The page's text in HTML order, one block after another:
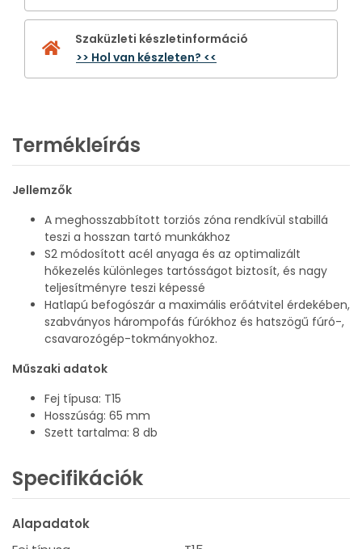
Szaküzleti készletinformáció
>> Hol van készleten? <<
Termékleírás
Jellemzők
A meghosszabbított torziós zóna rendkívül stabillá
teszi a hosszan tartó munkákhoz
S2 módosított acél anyaga és az optimalizált
hőkezelés különleges tartósságot biztosít, és nagy
teljesítményre teszi képessé
Hatlapú befogószár a maximális erőátvitel érdekében,
szabványos hárompofás fúrókhoz és hatszögű fúró-,
csavarozógép-tokmányokhoz.
Műszaki adatok
Fej típusa: T15
Hosszúság: 65 mm
Szett tartalma: 8 db
Specifikációk
Alapadatok